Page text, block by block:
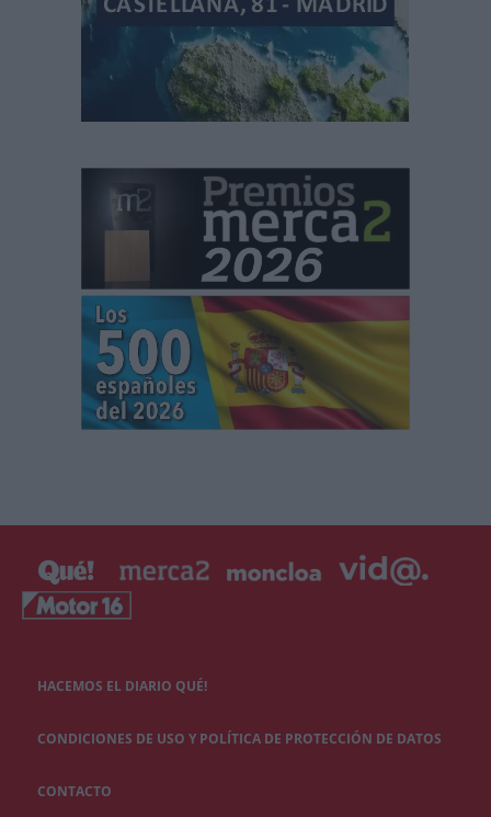
HACEMOS EL DIARIO QUÉ!
CONDICIONES DE USO Y POLÍTICA DE PROTECCIÓN DE DATOS
CONTACTO